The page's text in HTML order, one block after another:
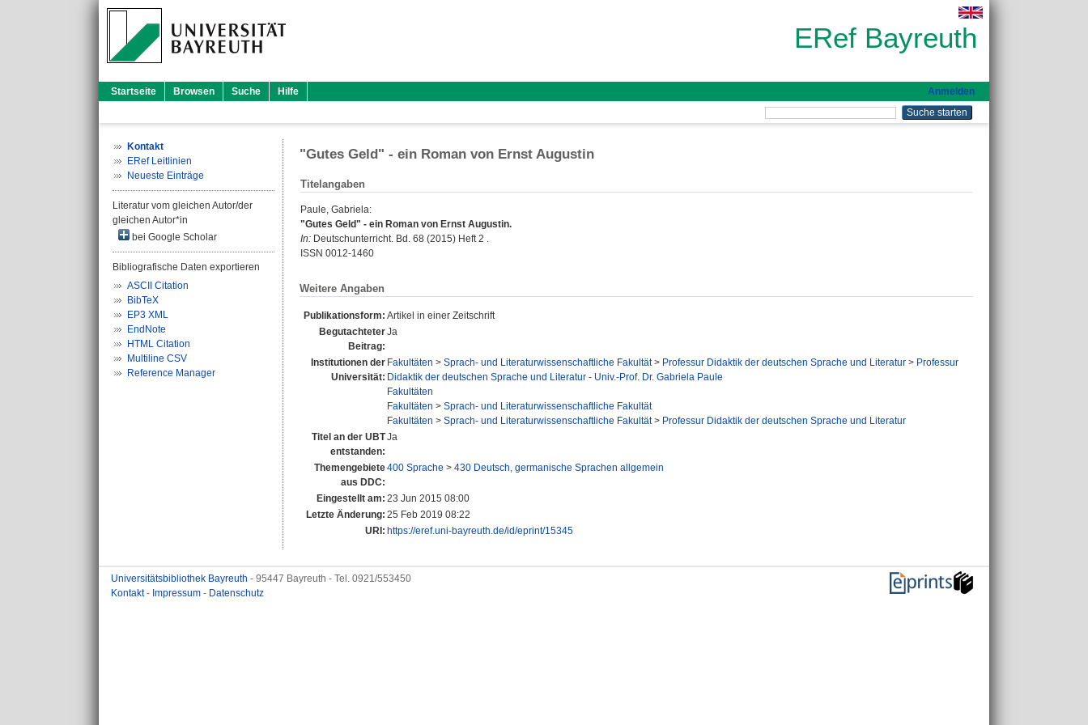
ERef Bayreuth
Startseite Browsen Suche Hilfe Anmelden
Kontakt
ERef Leitlinien
Neueste Einträge
Literatur vom gleichen Autor/der
gleichen Autor*in
bei Google Scholar
Bibliografische Daten exportieren
ASCII Citation
BibTeX
EP3 XML
EndNote
HTML Citation
Multiline CSV
Reference Manager
"Gutes Geld" - ein Roman von Ernst Augustin
Titelangaben
Paule, Gabriela:
"Gutes Geld" - ein Roman von Ernst Augustin.
In: Deutschunterricht. Bd. 68 (2015) Heft 2 .
ISSN 0012-1460
Weitere Angaben
Publikationsform: Artikel in einer Zeitschrift
Begutachteter
Beitrag:
Ja
Institutionen der
Universität:
Fakultäten > Sprach- und Literaturwissenschaftliche Fakultät> Professur Didaktik der deutschen Sprache und Literatur > Professur
Didaktik der deutschen Sprache und Literatur - Univ.-Prof. Dr. Gabriela Paule
Fakultäten
Fakultäten > Sprach- und Literaturwissenschaftliche Fakultät
Fakultäten > Sprach- und Literaturwissenschaftliche Fakultät> Professur Didaktik der deutschen Sprache und Literatur
Titel an der UBT
entstanden:
Ja
Themengebiete
aus DDC:
400 Sprache > 430 Deutsch, germanische Sprachen allgemein
Eingestellt am: 23 Jun 2015 08:00
Letzte Änderung: 25 Feb 2019 08:22
URI: https://eref.uni-bayreuth.de/id/eprint/15345
Universitätsbibliothek Bayreuth - 95447 Bayreuth - Tel. 0921/553450
Kontakt- Impressum - Datenschutz